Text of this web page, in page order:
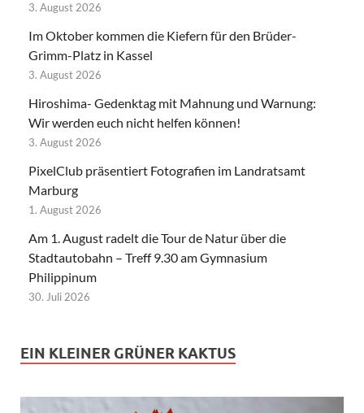
3. August 2026
Im Oktober kommen die Kiefern für den Brüder-
Grimm-Platz in Kassel
3. August 2026
Hiroshima- Gedenktag mit Mahnung und Warnung:
Wir werden euch nicht helfen können!
3. August 2026
PixelClub präsentiert Fotografien im Landratsamt
Marburg
1. August 2026
Am 1. August radelt die Tour de Natur über die
Stadtautobahn – Treff 9.30 am Gymnasium
Philippinum
30. Juli 2026
EIN KLEINER GRÜNER KAKTUS